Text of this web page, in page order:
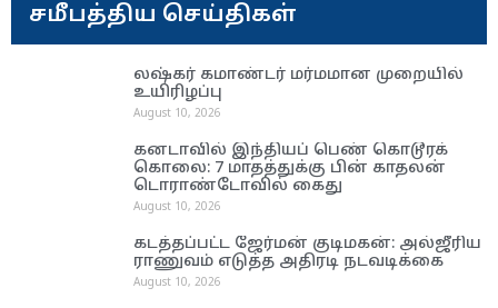
சமீபத்திய செய்திகள்
லஷ்கர் கமாண்டர் மர்மமான முறையில்
உயிரிழப்பு
August 10, 2026
கனடாவில் இந்தியப் பெண் கொடூரக்
கொலை: 7 மாதத்துக்கு பின் காதலன்
டொராண்டோவில் கைது
August 10, 2026
கடத்தப்பட்ட ஜேர்மன் குடிமகன்: அல்ஜீரிய
ராணுவம் எடுத்த அதிரடி நடவடிக்கை
August 10, 2026